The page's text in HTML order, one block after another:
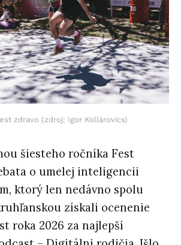
zdravo (zdroj: Igor Kollárovics)
šiesteho ročníka Fest
o umelej inteligencii
ktorý len nedávno spolu
získali ocenenie
roka 2026 za najlepší